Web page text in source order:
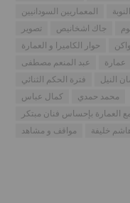
المعماريين السودانيين
النوبة
تصوير
جاك اشخانيص
حوار الكاميرا و العمارة
عبد المنعم مصطفى
عمارة
فترة الحكم الثنائي
النيل
كمال عباس
محمد حمدي
العمارة بإحساس فنان مبتكر
مواقف و مشاهد
خليفة